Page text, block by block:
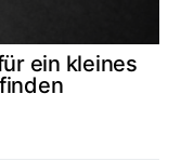
ein kleines